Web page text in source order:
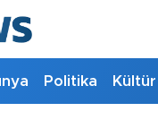
Politika